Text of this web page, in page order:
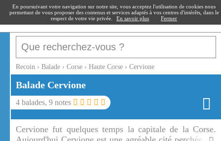
recoin.fr
Recoin › Balade › Corse › Haute Corse › Cervione
Balade Cervione
4 balades, 9 notes
Cervione fut quelques temps la capitale de la Corse.
En poursuivant votre navigation sur notre site, vous acceptez l'utilisation de cookies nous
permettant de vous proposer des contenus et services adaptés à vos centres d'intérêts, dans le
respect de votre vie privée.
En savoir plus Fermer